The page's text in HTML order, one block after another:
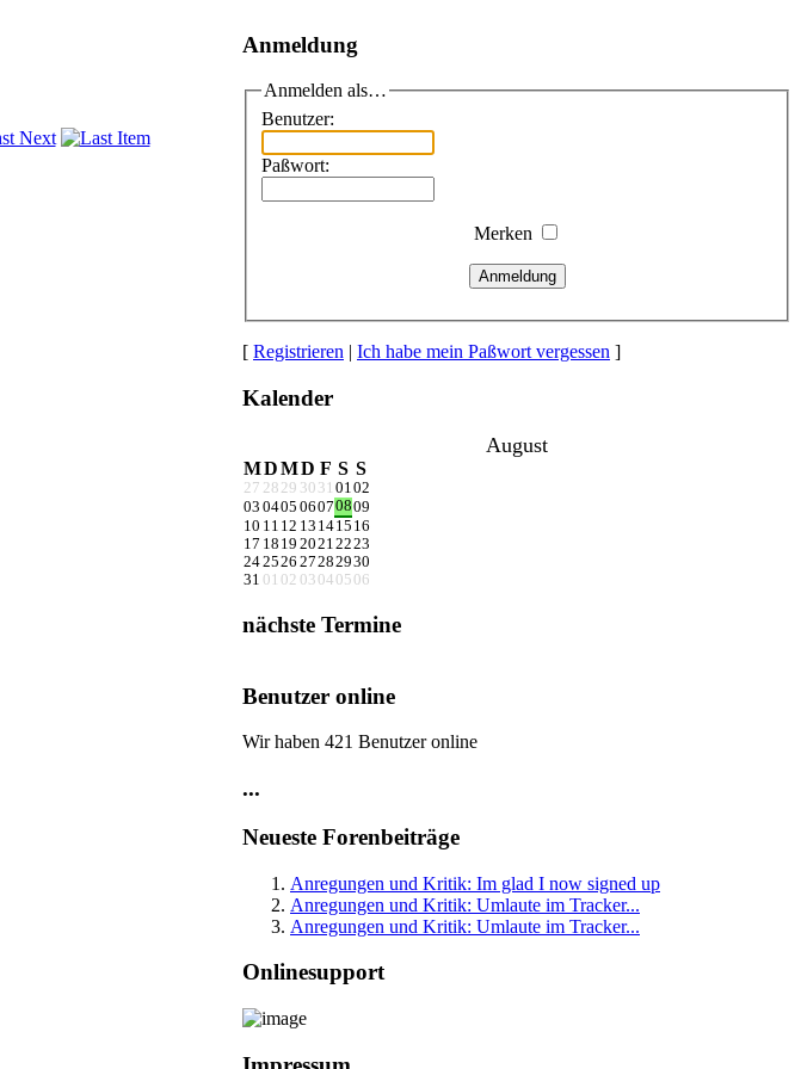
Anmeldung
Anmelden als…
Benutzer:
Paßwort:
Merken
Anmeldung
[ Registrieren | Ich habe mein Paßwort vergessen ]
Kalender
August
MDMD F S S
27 28 29 30 31 0102
03 0405 06070809
10 11 12 13 1415 16
17 18 19 20212223
242526 27282930
31 01 02 03 04 05 06
nächste Termine
Benutzer online
Wir haben 421 Benutzer online
...
Neueste Forenbeiträge
Anregungen und Kritik: Im glad I now signed up
Anregungen und Kritik: Umlaute im Tracker...
Anregungen und Kritik: Umlaute im Tracker...
Onlinesupport